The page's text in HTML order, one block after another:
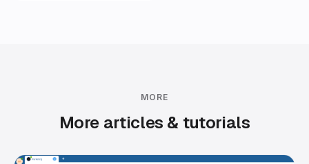
MORE
More articles & tutorials